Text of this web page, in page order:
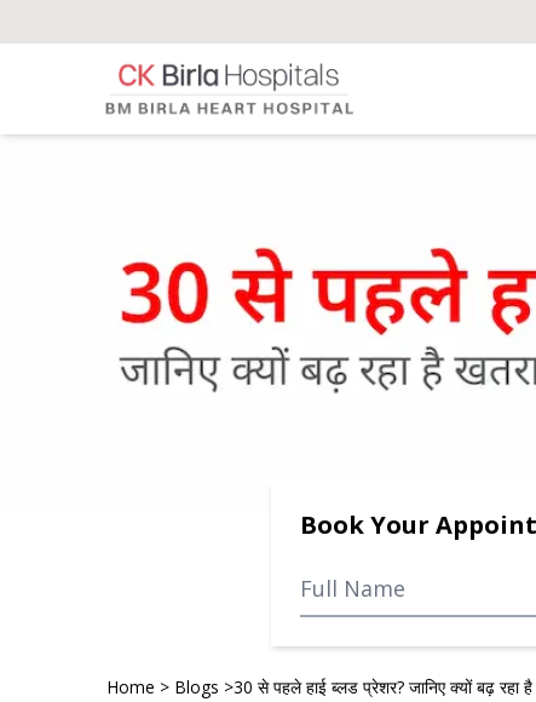
Book Your
Home > Blogs >30 से पहले हाई ब्लड प्रेशर? जानिए क्यों बढ़ रहा